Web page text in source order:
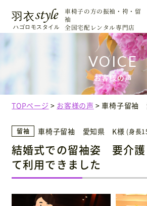
車椅子の方の振袖・袴・留
袖
全国宅配レンタル専門店
羽衣スタイルの特徴
着物一覧・料金
お客様の声
お客様の声
TOPページ お客様の声 車椅子留袖
結婚式での留袖姿 要介護
て利用できました
留袖 車椅子留袖 愛知県 K様 (身長